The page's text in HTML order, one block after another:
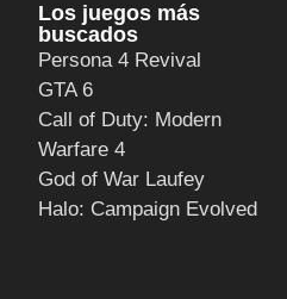
Los juegos más
buscados
Persona 4 Revival
GTA 6
Call of Duty: Modern
Warfare 4
God of War Laufey
Halo: Campaign Evolved